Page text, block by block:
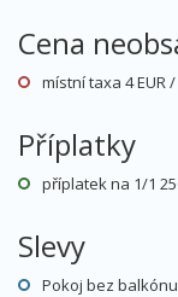
Cena
místní taxa 4 EUR
Příplatky
příplatek na 1/1
Slevy
Pokoj bez